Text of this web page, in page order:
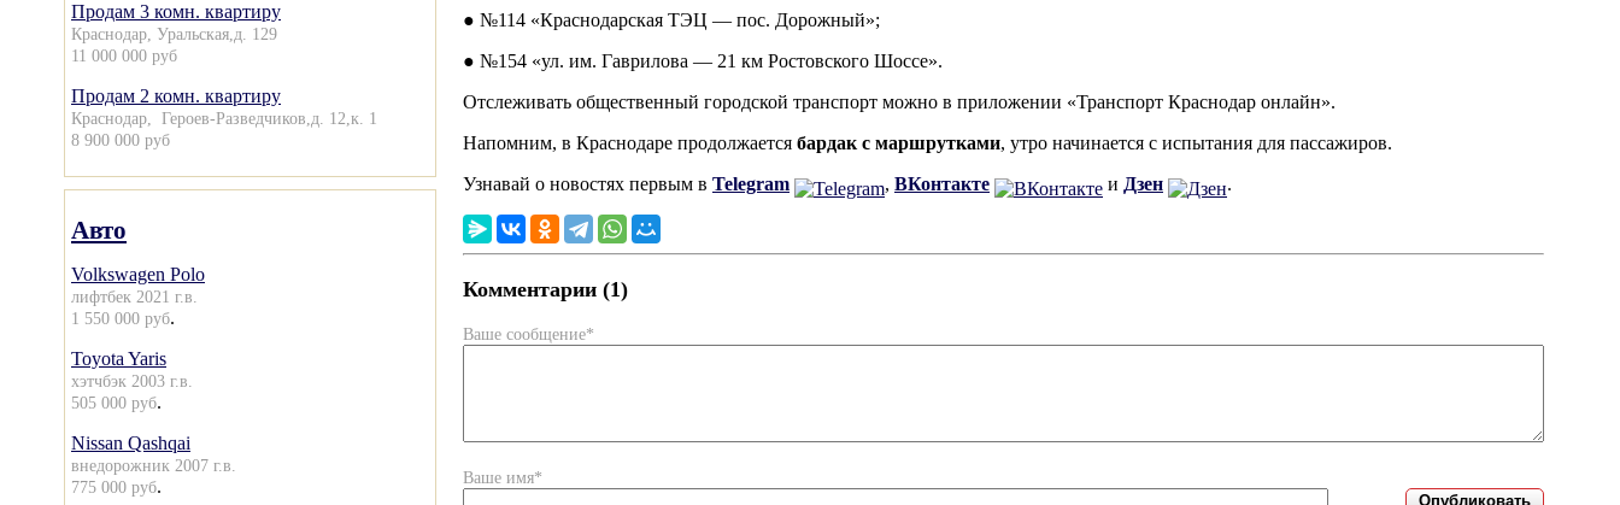
Продам 3 комн. квартиру
Краснодар, Уральская,д. 129
11 000 000 руб
Продам 2 комн. квартиру
Краснодар, Героев-Разведчиков,д. 12,к. 1
8 900 000 руб
Авто
Volkswagen Polo
лифтбек 2021 г.в.
1 550 000 руб.
Toyota Yaris
хэтчбэк 2003 г.в.
505 000 руб.
Nissan Qashqai
внедорожник 2007 г.в.
775 000 руб.
● №114 «Краснодарская ТЭЦ — пос. Дорожный»;
● №154 «ул. им. Гаврилова — 21 км Ростовского Шоссе».
Отслеживать общественный городской транспорт можно в приложении «Транспорт Краснодар онлайн».
Напомним, в Краснодаре продолжается бардак с маршрутками, утро начинается с испытания для пассажиров.
Узнавай о новостях первым в Telegram , ВКонтакте и Дзен .
Комментарии (1)
Ваше сообщение*
Ваше имя*